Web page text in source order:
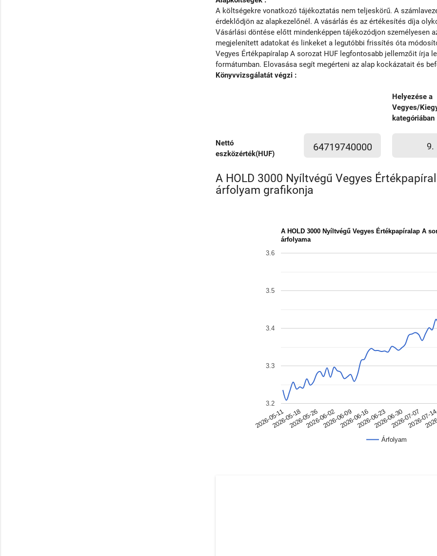
A költségekre vonatkozó tájékoztatás nem teljeskörű. A
érdeklődjön az alapkezelőnél. A vásárlás és az értékesítés díja
Vásárlási döntése előtt mindenképpen tájékozódjon személyesen
megjelenített adatokat és linkeket a legutóbbi frissítés óta
Vegyes Értékpapíralap A sorozat HUF legfontosabb jellemzőit írja
formátumban. Elovasása segít megérteni az alap kockázatait és
Könyvvizsgálatát végzi :
Helyezése a
Vegyes/
kategóriában
Nettó
eszközérték(HUF)
64719740000 9.
A HOLD 3000 Nyíltvégű Vegyes
árfolyam grafikonja
A HOLD 3000 Nyíltvégű Vegyes Értékpapíralap A
árfolyama
Árfolyam
2026-05-112026-05-182026-05-262026-06-022026-06-092026-06-162026-06-232026-06-302026-07-07
2026-07-
3.2
3.3
3.4
3.5
3.6